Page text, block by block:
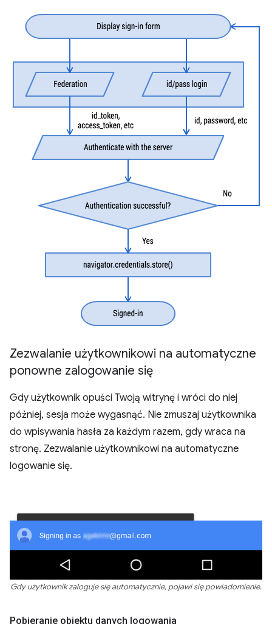
Zezwalanie użytkownikowi na automatyczne
ponowne zalogowanie się
Gdy użytkownik opuści Twoją witrynę i wróci do niej
później, sesja może wygasnąć. Nie zmuszaj użytkownika
do wpisywania hasła za każdym razem, gdy wraca na
stronę. Zezwalanie użytkownikowi na automatyczne
logowanie się.
Gdy użytkownik zaloguje się automatycznie, pojawi się powiadomienie.
Pobieranie obiektu danych logowania